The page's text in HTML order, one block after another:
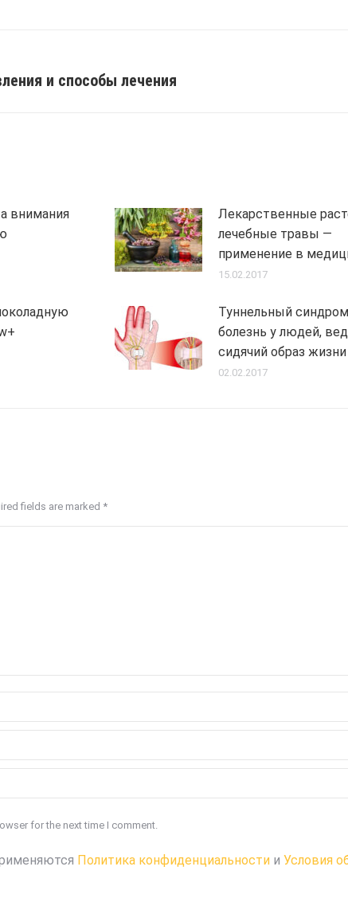
и способы лечения
внимания
Лекарственные
лечебные травы —
применение в
15.02.2017
Туннельный
болезнь у людей,
сидячий образ жизни
02.02.2017
fields are marked *
for the next time I comment.
Политика конфиденциальности и Условия